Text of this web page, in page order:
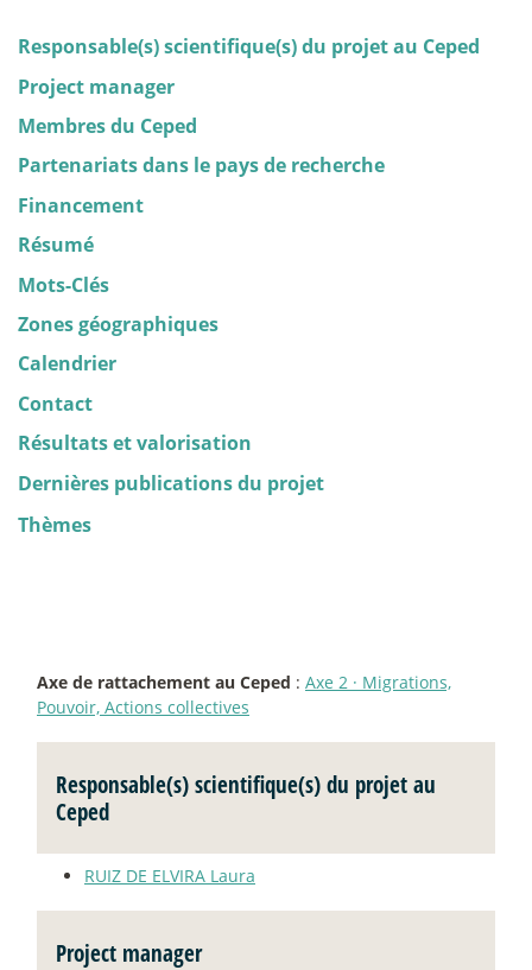
Responsable(s) scientifique(s) du projet au Ceped
Project manager
Membres du Ceped
Partenariats dans le pays de recherche
Financement
Résumé
Mots-Clés
Zones géographiques
Calendrier
Contact
Résultats et valorisation
Dernières publications du projet
Thèmes
Axe de rattachement au Ceped : Axe 2 · Migrations,
Pouvoir, Actions collectives
Responsable(s) scientifique(s) du projet au
Ceped
RUIZ DE ELVIRA Laura
Project manager